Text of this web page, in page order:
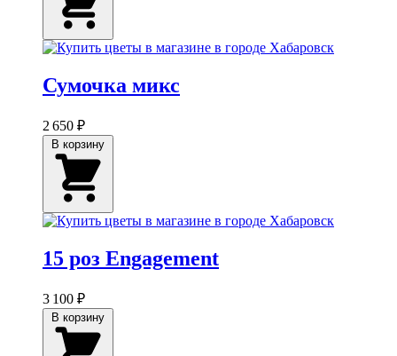
Сумочка микс
2 650 ₽
15 роз Engagement
3 100 ₽